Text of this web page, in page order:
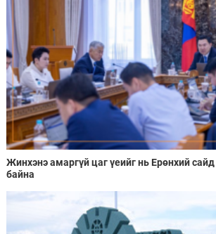
Жинхэнэ амаргүй цаг үеийг нь Ерөнхий
байна